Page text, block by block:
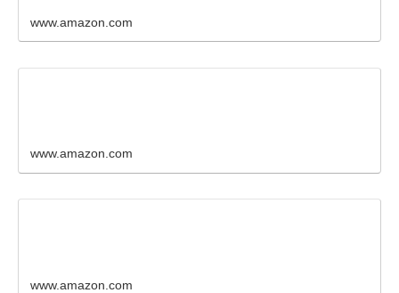
www.amazon.com
www.amazon.com
www.amazon.com